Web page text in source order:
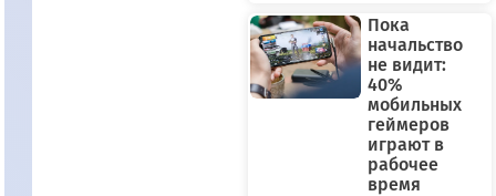
Пока
начальство
не видит:
40%
мобильных
геймеров
играют в
рабочее
время